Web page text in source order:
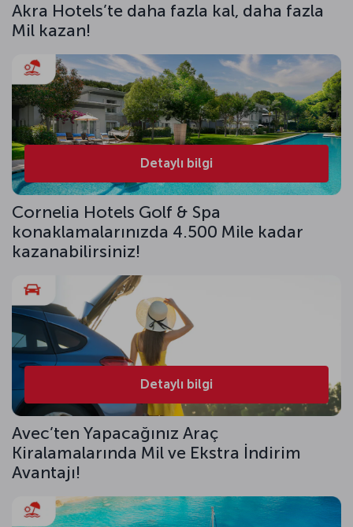
Akra Hotels’te daha fazla kal, daha fazla
Mil kazan!
Detaylı bilgi
Cornelia Hotels Golf & Spa
konaklamalarınızda 4.500 Mile kadar
kazanabilirsiniz!
Detaylı bilgi
Avec’ten Yapacağınız Araç
Kiralamalarında Mil ve Ekstra İndirim
Avantajı!